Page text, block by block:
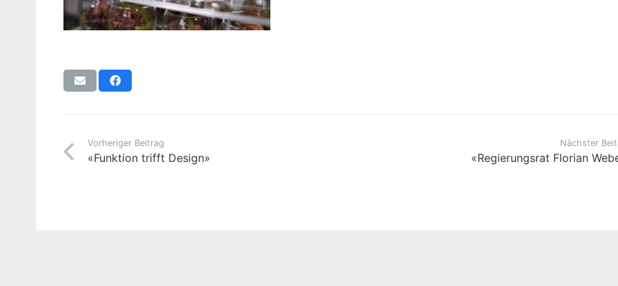
Vorheriger Beitrag
«Funktion trifft Design»
Nächster
«Regierungsrat Florian